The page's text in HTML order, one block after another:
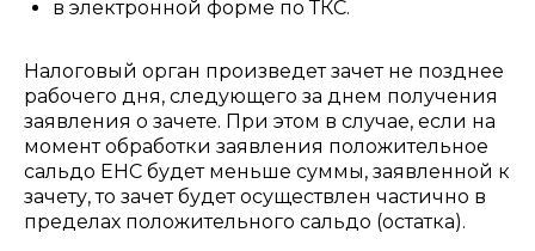
в электронной форме по ТКС.
Налоговый орган произведет зачет не позднее
рабочего дня, следующего за днем получения
заявления о зачете. При этом в случае, если на
момент обработки заявления положительное
сальдо ЕНС будет меньше суммы, заявленной к
зачету, то зачет будет осуществлен частично в
пределах положительного сальдо (остатка).